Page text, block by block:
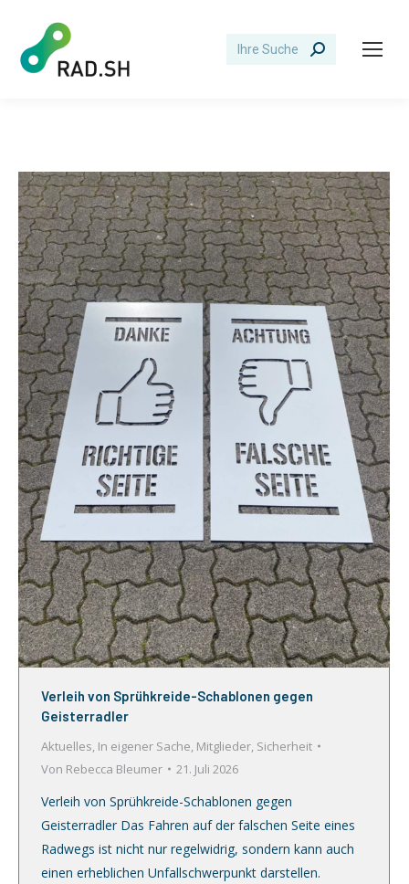
Search:
Verleih von Sprühkreide-Schablonen gegen
Geisterradler
Aktuelles, In eigener Sache, Mitglieder, Sicherheit
Von Rebecca Bleumer 21. Juli 2026
Verleih von Sprühkreide-Schablonen gegen
Geisterradler Das Fahren auf der falschen Seite eines
Radwegs ist nicht nur regelwidrig, sondern kann auch
einen erheblichen Unfallschwerpunkt darstellen.